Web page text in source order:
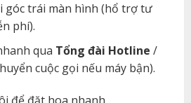
góc trái màn hình (hổ trợ tư
phí).
qua Tổng đài Hotline /
cuộc gọi nếu máy bận).